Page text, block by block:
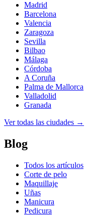
Madrid
Barcelona
Valencia
Zaragoza
Sevilla
Bilbao
Málaga
Córdoba
A Coruña
Palma de Mallorca
Valladolid
Granada
Ver todas las ciudades →
Blog
Todos los artículos
Corte de pelo
Maquillaje
Uñas
Manicura
Pedicura